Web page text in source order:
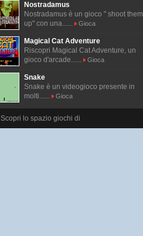
Nostradamus
Nostradamus è un gioco " shoot them
up" con una......
Gioca
Magical Cat Adventure
Riscopri Magical Cat Adventure, un
gioco d'arcade......
Gioca
Snake
Snake è un videogioco presente in
molti......
Gioca
Scopri lo spazio giochi di